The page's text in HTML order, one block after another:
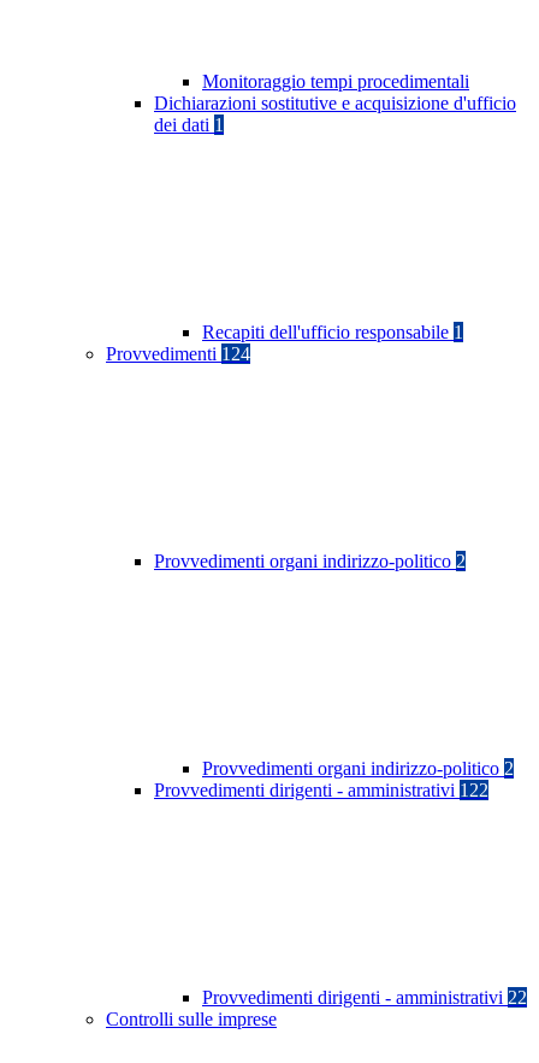
Monitoraggio tempi procedimentali
Dichiarazioni sostitutive e acquisizione d'ufficio
dei dati 1
Recapiti dell'ufficio responsabile 1
Provvedimenti 124
Provvedimenti organi indirizzo-politico 2
Provvedimenti organi indirizzo-politico 2
Provvedimenti dirigenti - amministrativi 122
Provvedimenti dirigenti - amministrativi 22
Controlli sulle imprese